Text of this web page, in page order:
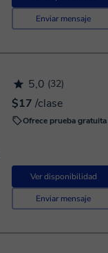
Enviar mensaje
5,0 (32)
$17 /clase
Ofrece prueba gratuita
Ver disponibilidad
Enviar mensaje